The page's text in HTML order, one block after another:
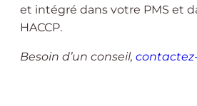
et intégré dans votre PMS et
HACCP.
Besoin d’un conseil,